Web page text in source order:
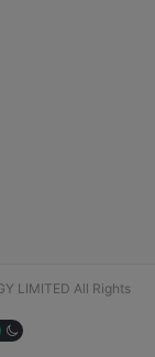
LIMITED All Rights